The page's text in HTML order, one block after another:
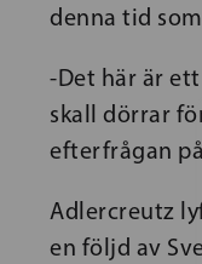
denna tid
-Det här är
skall dörrar
efterfrågan
Adlercreutz
en följd av